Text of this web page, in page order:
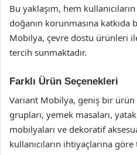
Bu yaklaşım, hem
doğanın korunmasına katkıda
Mobilya, çevre dostu ürünleri
tercih sunmaktadır.
Farklı Ürün Seçenekleri
Variant Mobilya, geniş bir
grupları, yemek masaları,
mobilyaları ve dekoratif
kullanıcıların ihtiyaçlarına